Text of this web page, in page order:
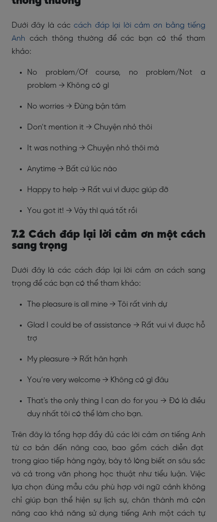
Dưới đây là cáccách đáp lại lời cảm ơn bằng tiếng
Anh cách thông thường để các bạn có thể tham
khảo:
No problem/Of course, no problem/Not a
problem → Không có gì
No worries → Đừng bận tâm
Don’t mention it → Chuyện nhỏ thôi
It was nothing → Chuyện nhỏ thôi mà
Anytime → Bất cứ lúc nào
Happy to help → Rất vui vì được giúp đỡ
You got it! → Vậy thì quá tốt rồi
7.2 Cách đáp lại lời cảm ơn một cách
sang trọng
Dưới đây là các cách đáp lại lời cảm ơn cách sang
trọng để các bạn có thể tham khảo:
The pleasure is all mine → Tôi rất vinh dự
Glad I could be of assistance → Rất vui vì được hỗ
trợ
My pleasure → Rất hân hạnh
You’re very welcome → Không có gì đâu
That's the only thing I can do for you → Đó là điều
duy nhất tôi có thể làm cho bạn.
Trên đây là tổng hợp đầy đủ các lời cảm ơn tiếng Anh
từ cơ bản đến nâng cao, bao gồm cách diễn đạt
trong giao tiếp hàng ngày, bày tỏ lòng biết ơn sâu sắc
và cả trong văn phong học thuật như tiểu luận. Việc
lựa chọn đúng mẫu câu phù hợp với ngữ cảnh không
chỉ giúp bạn thể hiện sự lịch sự, chân thành mà còn
nâng cao khả năng sử dụng tiếng Anh một cách tự